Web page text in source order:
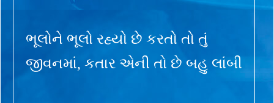
ભૂલોને ભૂલો રહ્યો છે કરતો તો તું
જીવનમાં, કતાર એની તો છે બહુ લાંબી